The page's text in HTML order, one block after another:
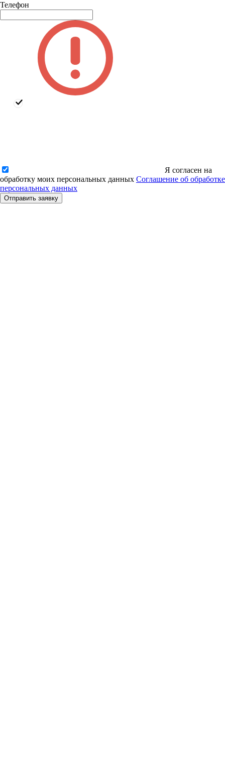
Телефон
Я согласен на
обработку моих персональных данных Соглашение об обработке
персональных данных